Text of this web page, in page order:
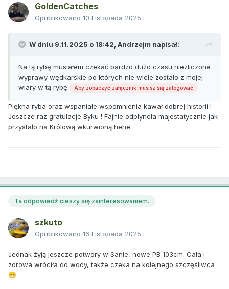
GoldenCatches
Opublikowano 10 Listopada 2025
W dniu 9.11.2025 o 18:42, Andrzejm napisał:
Na tą rybę musiałem czekać bardzo dużo czasu niezliczone
wyprawy wędkarskie po których nie wiele zostało z mojej
wiary w tą rybę.
Aby zobaczyć załącznik musisz się zalogować
Piękna ryba oraz wspaniałe wspomnienia kawał dobrej historii !
Jeszcze raz gratulacje Byku ! Fajnie odpłyneła majestatycznie jak
przystało na Królową wkurwioną hehe
Ta odpowiedź cieszy się zainteresowaniem.
szkuto
Opublikowano 16 Listopada 2025
Jednak żyją jeszcze potwory w Sanie, nowe PB 103cm. Cała i
zdrowa wróciła do wody, także czeka na kolejnego szczęśliwca
😁